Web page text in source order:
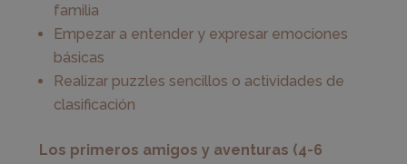
familia
Empezar a entender y expresar emociones
básicas
Realizar puzzles sencillos o actividades de
clasificación
Los primeros amigos y aventuras (4-6